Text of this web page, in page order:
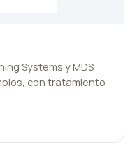
Systems y MDS
con tratamiento